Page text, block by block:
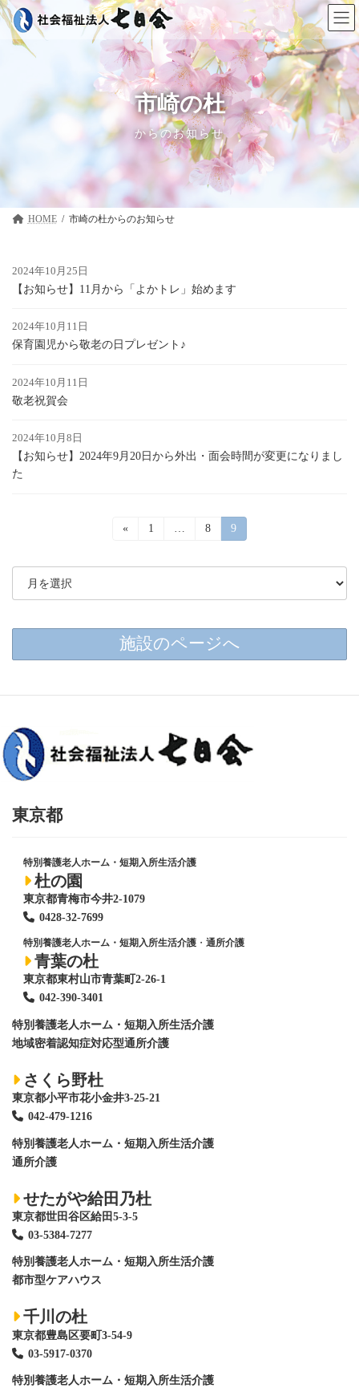
コ
ン
ナ
ビ
市崎の杜
からのお知らせ
HOME 市崎の杜
2024年10月25日
【お知らせ】11月から「よかトレ」始めます
2024年10月11日
保育園児から敬老の日プレゼント♪
2024年10月11日
敬老祝賀会
2024年10月8日
【お知らせ】2024年9月20日から外出・面会時間が変更になりまし
た
の
ジ
送
«
固
ー
1
固
ー
8
固
定
ー
9
施設のページへ
東京都
特別養護老人ホーム・短期入所生活介護
杜の園
東京都青梅市今井2-1079
0428-32-7699
特別養護老人ホーム・短期入所生活介護 ・ 通所介護
青葉の杜
東京都東村山市青葉町2-26-1
042-390-3401
特別養護老人ホーム ・短期入所生活介護
地域密着認知症対応型通所介護
さくら野杜
東京都小平市花小金井3-25-21
042-479-1216
特別養護老人ホーム ・短期入所生活介護
通所介護
せたがや給田乃杜
東京都世田谷区給田5-3-5
03-5384-7277
特別養護老人ホーム ・短期入所生活介護
都市型ケアハウス
千川の杜
東京都豊島区要町3-54-9
03-5917-0370
特別養護老人ホーム ・短期入所生活介護